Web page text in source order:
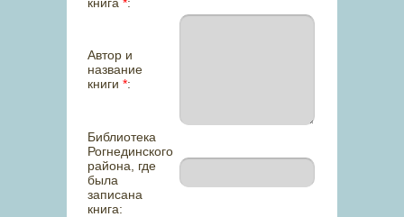
Автор и
название
книги *:
Библиотека
Рогнединского
района, где
была
записана
книга: